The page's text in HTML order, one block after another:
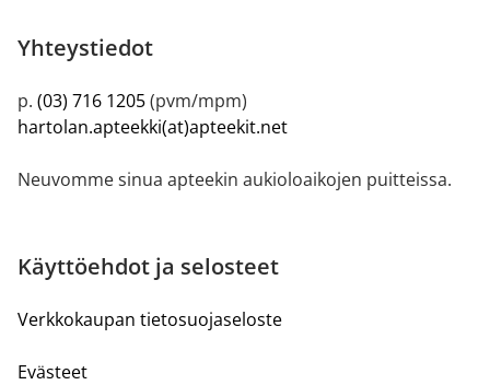
Yhteystiedot
p. (03) 716 1205(pvm/mpm)
hartolan.apteekki(at)apteekit.net
Neuvomme sinua apteekin aukioloaikojen puitteissa.
Käyttöehdot ja selosteet
Verkkokaupan tietosuojaseloste
Evästeet